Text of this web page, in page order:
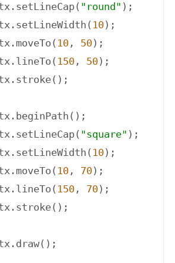
"round" );
10);
10 , 50);
150 , 50);
"square" );
10);
10 , 70);
150 , 70);